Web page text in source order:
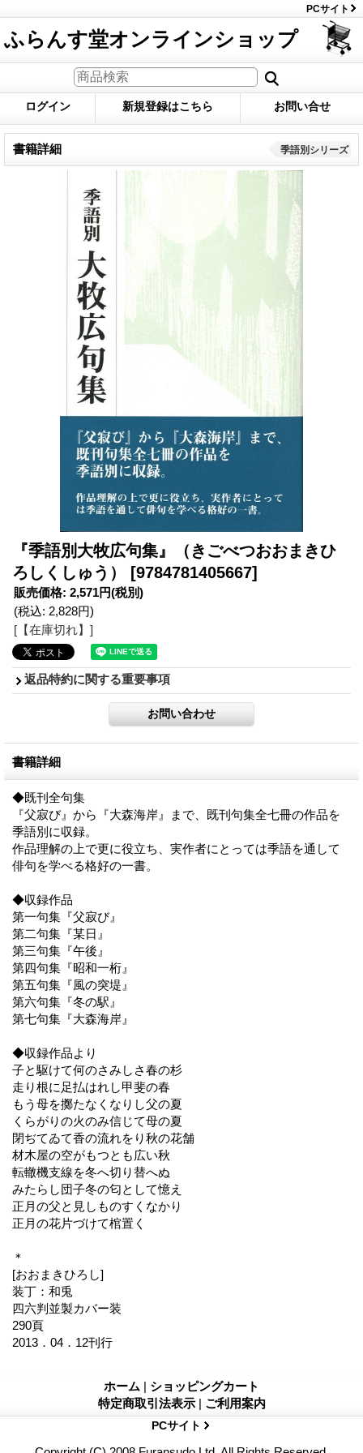
PCサイト
ふらんす堂オンラインショップ
ログイン 新規登録はこちら お問い合せ
書籍詳細 季語別シリーズ
『季語別大牧広句集』（きごべつおおまきひ
ろしくしゅう）
[9784781405667]
販売価格: 2,571円(税別)
(税込: 2,828円)
[【在庫切れ】]
返品特約に関する重要事項
書籍詳細
◆既刊全句集
『父寂び』から『大森海岸』まで、既刊句集全七冊の作品を
季語別に収録。
作品理解の上で更に役立ち、実作者にとっては季語を通して
俳句を学べる格好の一書。
◆収録作品
第一句集『父寂び』
第二句集『某日』
第三句集『午後』
第四句集『昭和一桁』
第五句集『風の突堤』
第六句集『冬の駅』
第七句集『大森海岸』
◆収録作品より
子と駆けて何のさみしさ春の杉
走り根に足払はれし甲斐の春
もう母を擲たなくなりし父の夏
くらがりの火のみ信じて母の夏
閉ぢてゐて香の流れをり秋の花舗
材木屋の空がもつとも広い秋
転轍機支線を冬へ切り替へぬ
みたらし団子冬の匂として憶え
正月の父と見しものすくなかり
正月の花片づけて棺置く
＊
[おおまきひろし]
装丁：和兎
四六判並製カバー装
290頁
2013．04．12刊行
ホーム | ショッピングカート
特定商取引法表示 | ご利用案内
PCサイト